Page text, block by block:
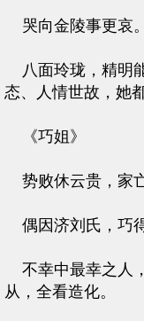
哭向金陵事更哀。
八面玲珑，精明
态、人情世故，她
《巧姐》
势败休云贵，家
偶因济刘氏，巧
不幸中最幸之人
从，全看造化。